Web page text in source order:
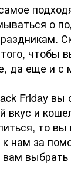
о
чтобы
да еще и с
Friday вы
вкус и
то вы
к нам за
выбрать